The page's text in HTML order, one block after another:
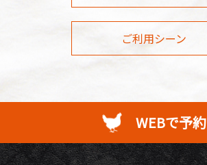
ご利用シーン
WEBで予約